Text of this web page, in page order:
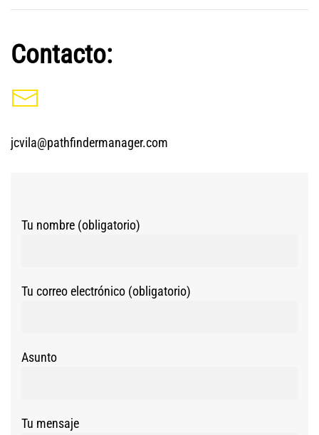
Contacto:
jcvila@pathfindermanager.com
Tu nombre (obligatorio)
Tu correo electrónico (obligatorio)
Asunto
Tu mensaje